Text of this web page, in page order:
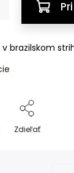
brazilskom
Zdieľať